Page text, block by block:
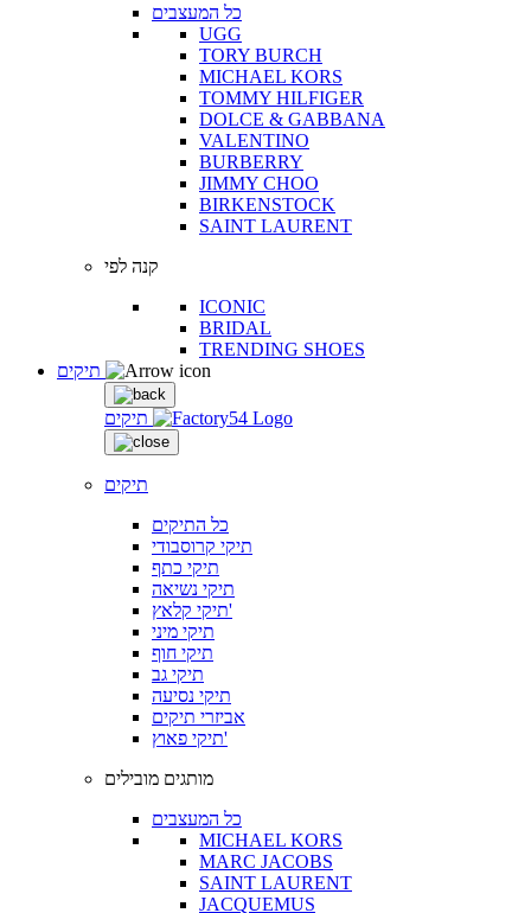
כל המעצבים
UGG
TORY BURCH
MICHAEL KORS
TOMMY HILFIGER
DOLCE & GABBANA
VALENTINO
BURBERRY
JIMMY CHOO
BIRKENSTOCK
SAINT LAURENT
קנה לפי
ICONIC
BRIDAL
TRENDING SHOES
תיקים
תיקים
כל התיקים
תיקי קרוסבודי
תיקי כתף
תיקי נשיאה
תיקי קלאץ'
תיקי מיני
תיקי חוף
תיקי גב
תיקי נסיעה
אביזרי תיקים
תיקי פאוץ'
מותגים מובילים
כל המעצבים
MICHAEL KORS
MARC JACOBS
SAINT LAURENT
JACQUEMUS